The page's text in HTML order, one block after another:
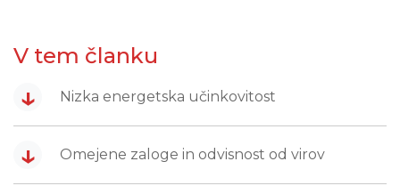
V tem članku
↓ Nizka energetska učinkovitost
↓ Omejene zaloge in odvisnost od virov